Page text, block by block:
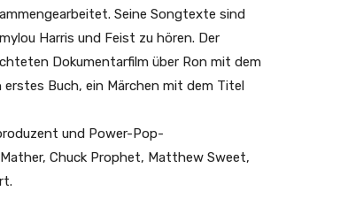
Seine Songtexte sind
Harris und Feist zu hören. Der
Dokumentarfilm über Ron mit dem
erstes Buch, ein Märchen mit dem Titel
und Power-Pop-
Chuck Prophet, Matthew Sweet,